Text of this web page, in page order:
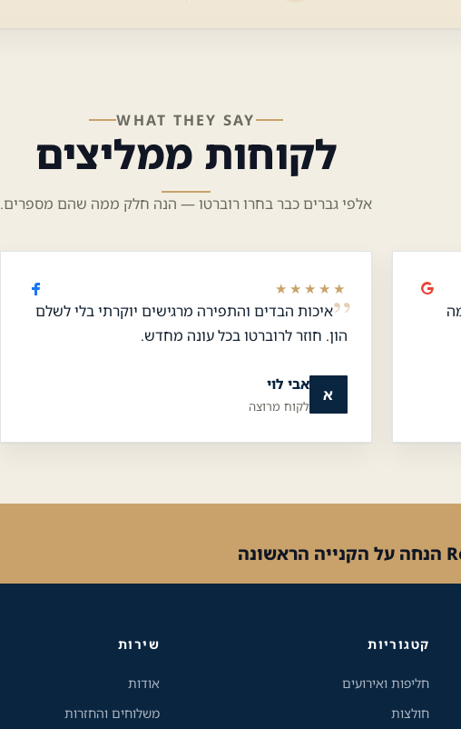
WHAT THEY SAY
לקוחות ממליצים
אלפי גברים כבר בחרו רוברטו — הנה חלק ממה שהם מספרים.
★★★★★
איכות הבדים והתפירה מרגישים יוקרתי בלי לשלם
הון. חוזר לרוברטו בכל עונה מחדש.
א
אבי לוי
לקוח מרוצה
קטגוריות
חליפות ואירועים
חולצות
שירות
אודות
משלוחים והחזרות